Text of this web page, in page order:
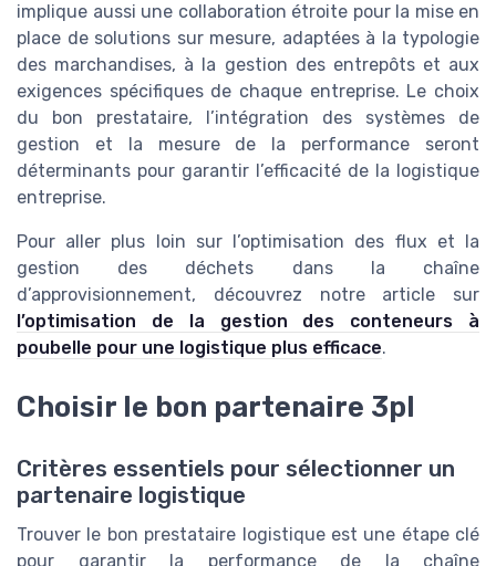
implique aussi une collaboration étroite pour la mise en
place de solutions sur mesure, adaptées à la typologie
des marchandises, à la gestion des entrepôts et aux
exigences spécifiques de chaque entreprise. Le choix
du bon prestataire, l’intégration des systèmes de
gestion et la mesure de la performance seront
déterminants pour garantir l’efficacité de la logistique
entreprise.
Pour aller plus loin sur l’optimisation des flux et la
gestion des déchets dans la chaîne
d’approvisionnement, découvrez notre article sur
l’optimisation de la gestion des conteneurs à
poubelle pour une logistique plus efficace.
Choisir le bon partenaire 3pl
Critères essentiels pour sélectionner un
partenaire logistique
Trouver le bon prestataire logistique est une étape clé
pour garantir la performance de la chaîne